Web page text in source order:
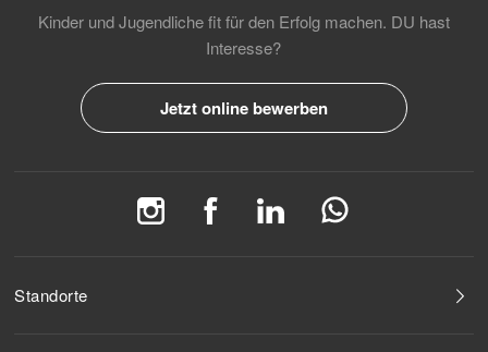
Standorte
Kinder und Jugendliche fit für den Erfolg machen. DU hast
Interesse?
Jetzt online bewerben